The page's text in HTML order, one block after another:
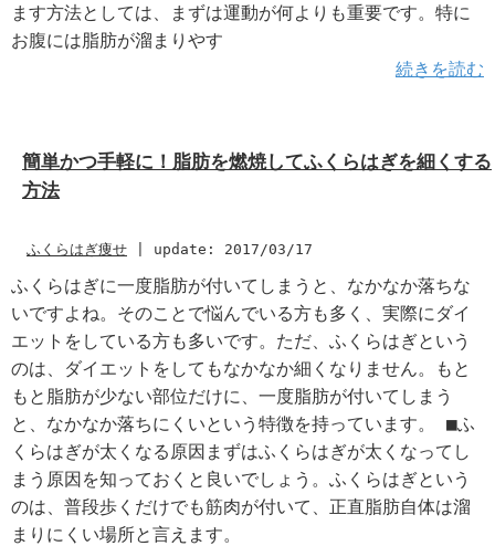
ます方法としては、まずは運動が何よりも重要です。特に
お腹には脂肪が溜まりやす
続きを読む
簡単かつ手軽に！脂肪を燃焼してふくらはぎを細くする
方法
ふくらはぎ痩せ update: 2017/03/17
ふくらはぎに一度脂肪が付いてしまうと、なかなか落ちな
いですよね。そのことで悩んでいる方も多く、実際にダイ
エットをしている方も多いです。ただ、ふくらはぎという
のは、ダイエットをしてもなかなか細くなりません。もと
もと脂肪が少ない部位だけに、一度脂肪が付いてしまう
と、なかなか落ちにくいという特徴を持っています。 ■ふ
くらはぎが太くなる原因まずはふくらはぎが太くなってし
まう原因を知っておくと良いでしょう。ふくらはぎという
のは、普段歩くだけでも筋肉が付いて、正直脂肪自体は溜
まりにくい場所と言えます。